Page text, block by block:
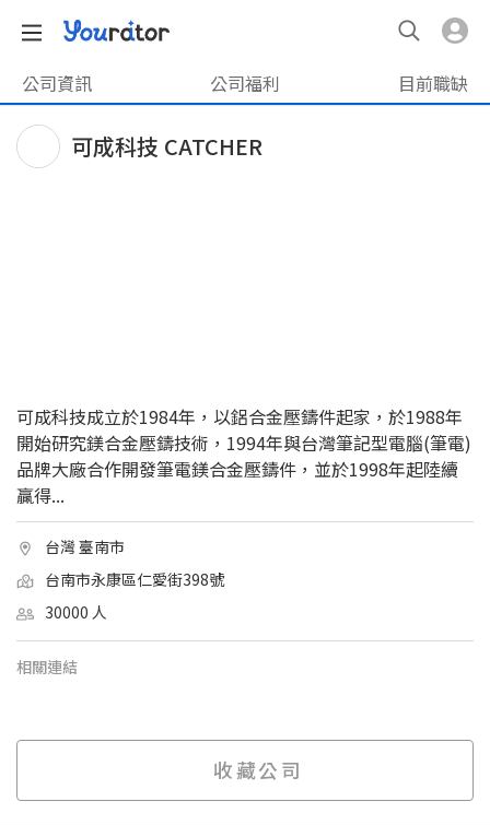
公司資訊 公司福利 目前職缺
可成科技 CATCHER
可成科技成立於1984年，以鋁合金壓鑄件起家，於1988年
開始研究鎂合金壓鑄技術，1994年與台灣筆記型電腦(筆電)
品牌大廠合作開發筆電鎂合金壓鑄件，並於1998年起陸續
贏得...
台灣 臺南市
台南市永康區仁愛街398號
30000 人
相關連結
收藏公司